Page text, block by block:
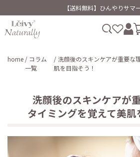
【送料無料】ひんやりサマ
home / コラム
一覧
/ 洗顔後のスキンケアが重要な
肌を目指そう！
洗顔後のスキンケアが
タイミングを覚えて美肌